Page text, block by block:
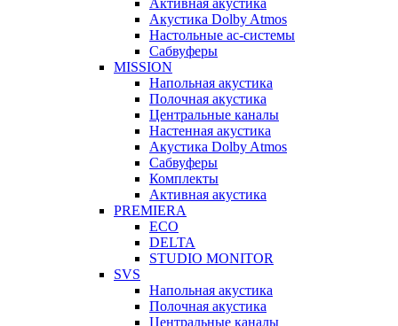
Активная акустика
Акустика Dolby Atmos
Настольные ас-системы
Сабвуферы
MISSION
Напольная акустика
Полочная акустика
Центральные каналы
Настенная акустика
Акустика Dolby Atmos
Сабвуферы
Комплекты
Активная акустика
PREMIERA
ECO
DELTA
STUDIO MONITOR
SVS
Напольная акустика
Полочная акустика
Центральные каналы